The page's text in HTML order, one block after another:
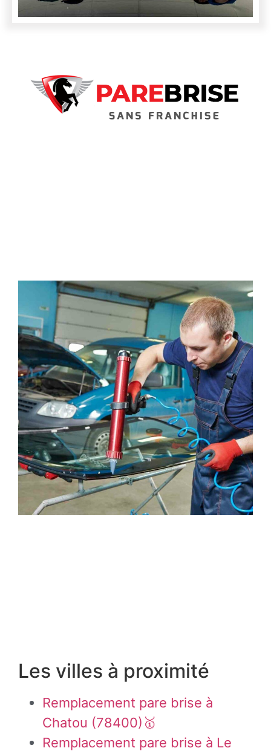
Les villes à proximité
Remplacement pare brise à
Chatou (78400)🥇
Remplacement pare brise à Le